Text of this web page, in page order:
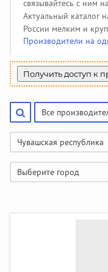
Пеленки, простынки
Халаты, тапочки108
Купальники и плавки
Спортивная одежда 391
Жилеты69
Жилеты утепленные85
Шубы и дубленки 130
Жакеты детские 34
Панамки, шляпки 34
Джинсовые сарафаны
Джинсовые юбки 3
Джинсовые бриджи,
Колготки 142
Гольфы 44
Производители
Найти производителя
Помощь
связывайтесь с ним
Актуальный каталог
России мелким и
Производители на
Получить доступ к
Все
Чувашская республика
Выберите город